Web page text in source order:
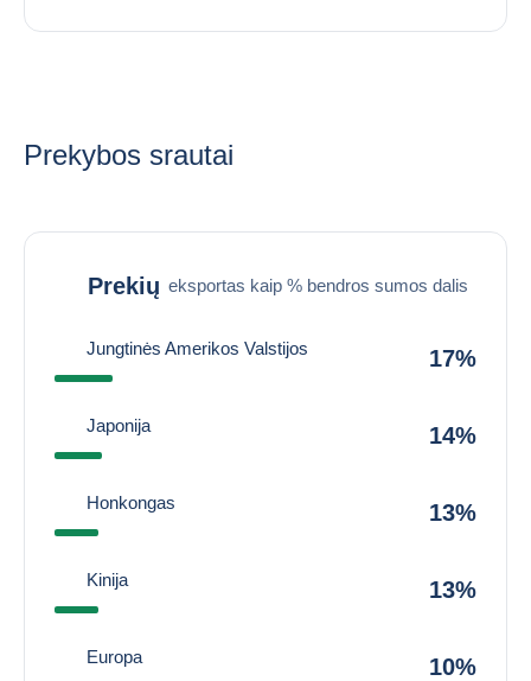
Prekybos srautai
Prekių eksportas kaip % bendros sumos dalis
Jungtinės Amerikos Valstijos 17%
Japonija 14%
Honkongas 13%
Kinija 13%
Europa 10%